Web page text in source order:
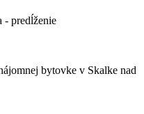
- predĺženie
bytovke v Skalke nad